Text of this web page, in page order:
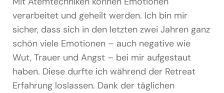
verarbeitet und geheilt werden. Ich bin mir
sicher, dass sich in den letzten zwei Jahren ganz
schön viele Emotionen – auch negative wie
Wut, Trauer und Angst – bei mir aufgestaut
haben. Diese durfte ich während der Retreat
Erfahrung loslassen. Dank der täglichen